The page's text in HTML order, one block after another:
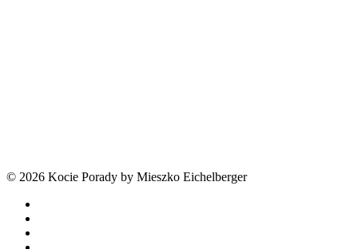
© 2026 Kocie Porady by Mieszko Eichelberger